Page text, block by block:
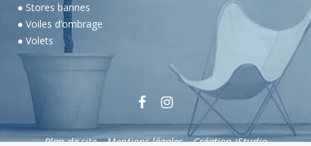
● Stores bannes
● Voiles d’ombrage
● Volets
Plan de site–Mentions légales–Création iStudio